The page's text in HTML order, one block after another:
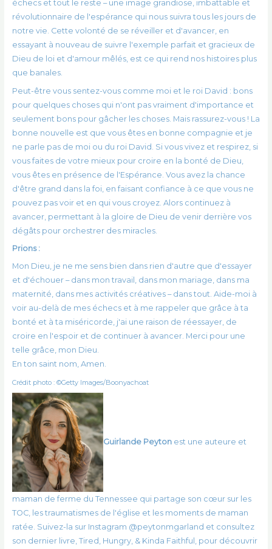
échecs et tout le reste – une image grandiose, imbattable et
révolutionnaire de l'espérance qui nous suivra tous les jours de
notre vie. Cette volonté de se réveiller et d'avancer, en
essayant à nouveau de suivre l'exemple parfait et gracieux de
Dieu de loi et d'amour mêlés, est ce qui rend nos histoires plus
que banales.
Peut-être vous sentez-vous comme moi et le roi David : bons
pour quelques choses qui n'ont pas vraiment d'importance et
seulement bons pour gâcher les choses. Mais rassurez-vous ! La
bonne nouvelle est que vous êtes en bonne compagnie et je
ne parle pas de moi ou du roi David. Si vous vivez et respirez, si
vous faites de votre mieux pour croire en la bonté de Dieu,
vous êtes en présence de l'Espérance. Vous avez la chance
d'être grand dans la foi, en faisant confiance à ce que vous ne
pouvez pas voir et en qui vous croyez. Alors continuez à
avancer, permettant à la gloire de Dieu de venir derrière vos
dégâts pour orchestrer des miracles.
Prions :
Mon Dieu, je ne me sens bien dans rien d'autre que d'essayer
et d'échouer – dans mon travail, dans mon mariage, dans ma
maternité, dans mes activités créatives – dans tout. Aide-moi à
voir au-delà de mes échecs et à me rappeler que grâce à ta
bonté et à ta miséricorde, j'ai une raison de réessayer, de
croire en l'espoir et de continuer à avancer. Merci pour une
telle grâce, mon Dieu.
En ton saint nom, Amen.
Crédit photo : ©Getty Images/Boonyachoat
Guirlande Peytonest une auteure et
maman de ferme du Tennessee qui partage son cœur sur les
TOC, les traumatismes de l'église et les moments de maman
ratée. Suivez-la sur Instagram @peytonmgarland et consultez
son dernier livre, Tired, Hungry, & Kinda Faithful, pour découvrir